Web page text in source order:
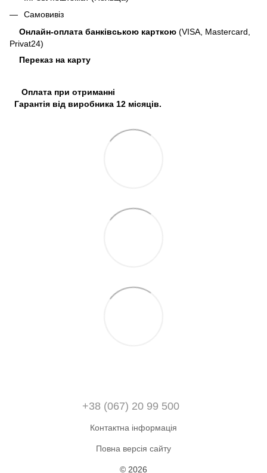
Самовивіз
Онлайн-оплата банківською карткою (VISA, Mastercard,
Privat24)
Переказ на карту
Оплата при отриманні
Гарантія від виробника 12 місяців.
+38 (067) 20 99 500
Контактна інформація
Повна версія сайту
© 2026